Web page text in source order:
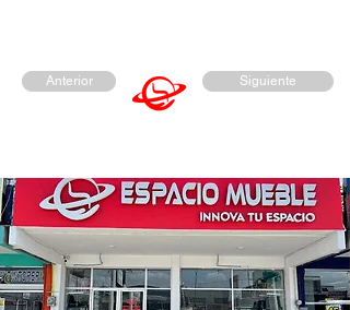
Anterior Siguiente